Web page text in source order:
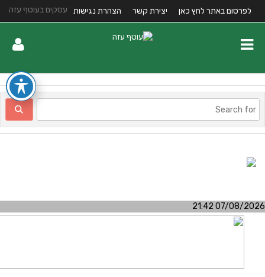
עסקים בעוטף עזה לפרסום באתר לחץ כאן יצירת קשר הצהרת נגישות
07/08/2026